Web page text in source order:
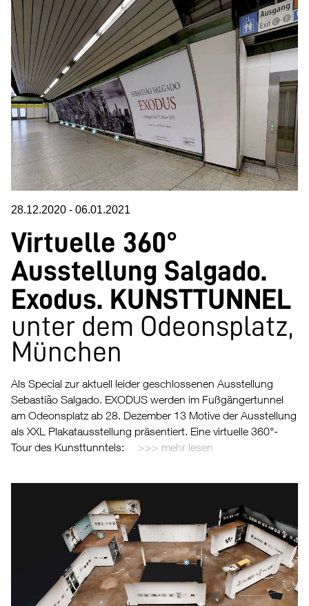
28.12.2020 - 06.01.2021
Virtuelle 360°
Ausstellung Salgado.
Exodus. KUNSTTUNNEL
unter dem Odeonsplatz,
München
Als Special zur aktuell leider geschlossenen Ausstellung
Sebastião Salgado. EXODUS werden im Fußgängertunnel
am Odeonsplatz ab 28. Dezember 13 Motive der Ausstellung
als XXL Plakatausstellung präsentiert. Eine virtuelle 360°-
Tour des Kunsttunntels:
mehr lesen